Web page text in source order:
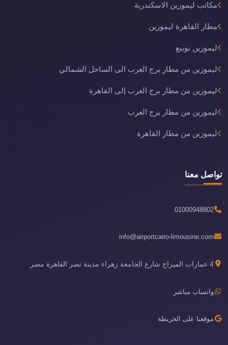
مكاتب ليموزين الاسكندرية
مطار القاهرة ليموزين
ليموزين نويبع
ليموزين من مطار برج العرب الى الساحل الشمالي
ليموزين من مطار برج العرب إلى القاهرة
ليموزين من مطار برج العرب
ليموزين من مطار القاهرة
تواصل معنا
01000948802
info@airportcairo-limousine.com
4 عمارات الميراج شارع الجامعة زهراء مدينة نصر القاهرة مصر
واتساب مباشر
موقعنا على الخريطة